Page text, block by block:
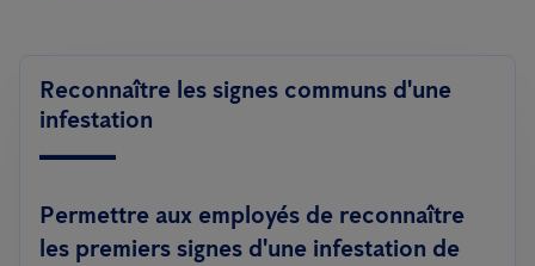
Reconnaître les signes communs d'une
infestation
Permettre aux employés de reconnaître
les premiers signes d'une infestation de